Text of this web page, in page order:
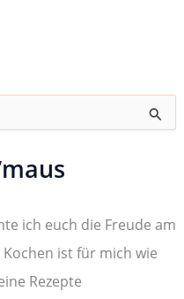
ich euch die Freude am
ist für mich wie
Rezepte